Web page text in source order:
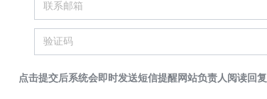
点击提交后系统会即时发送短信提醒网站负责人阅读回复